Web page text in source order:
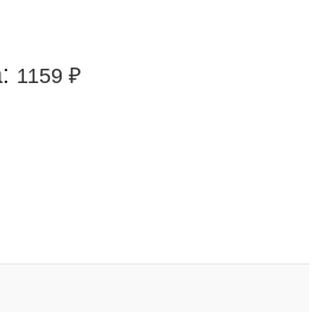
1159 ₽